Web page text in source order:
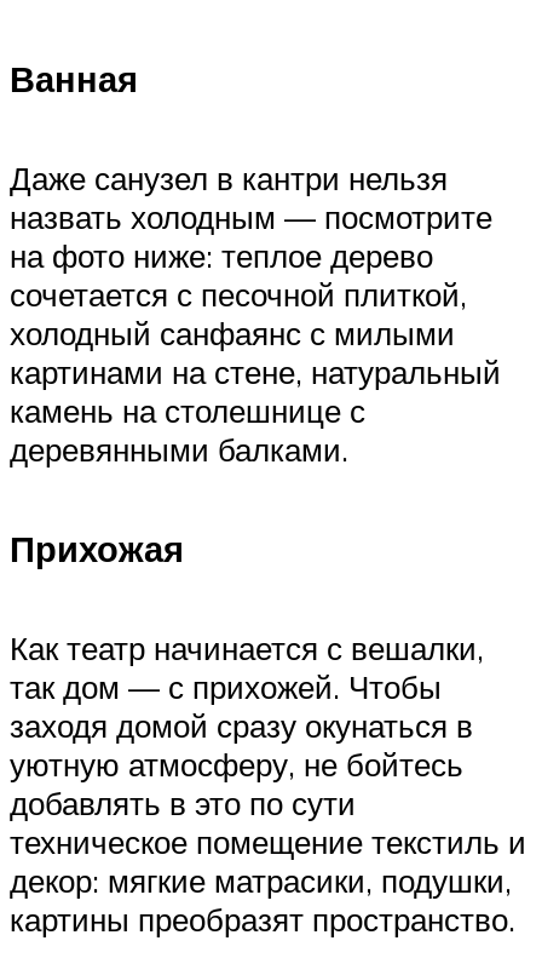
Ванная
Даже санузел в кантри нельзя
назвать холодным — посмотрите
на фото ниже: теплое дерево
сочетается с песочной плиткой,
холодный санфаянс с милыми
картинами на стене, натуральный
камень на столешнице с
деревянными балками.
Прихожая
Как театр начинается с вешалки,
так дом — с прихожей. Чтобы
заходя домой сразу окунаться в
уютную атмосферу, не бойтесь
добавлять в это по сути
техническое помещение текстиль и
декор: мягкие матрасики, подушки,
картины преобразят пространство.